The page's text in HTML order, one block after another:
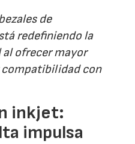
de
redefiniendo la
ofrecer mayor
con
inkjet:
impulsa